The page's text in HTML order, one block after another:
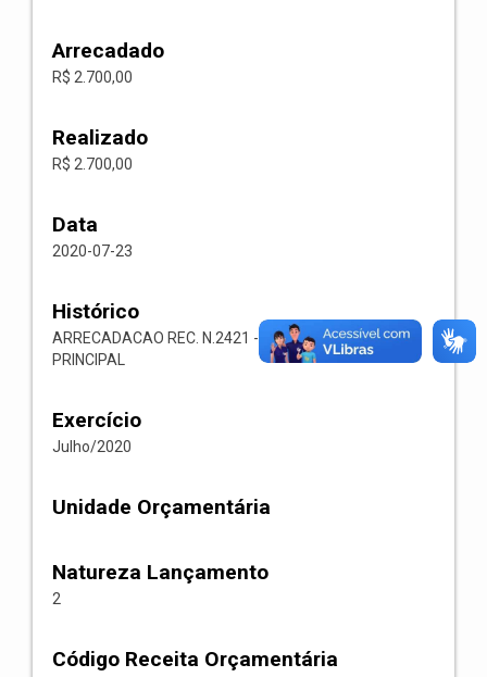
Arrecadado
R$ 2.700,00
Realizado
R$ 2.700,00
Data
2020-07-23
Histórico
ARRECADACAO REC. N.2421 -- 1118.02.3.1.00-ISS-
PRINCIPAL
Exercício
Julho/2020
Unidade Orçamentária
Natureza Lançamento
2
Código Receita Orçamentária